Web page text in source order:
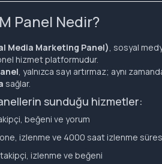
Panel Nedir?
Media Marketing Panel), sosyal
hizmet platformudur.
, yalnızca sayı artırmaz; aynı
sağlar.
sunduğu hizmetler:
beğeni ve yorum
izlenme ve 4000 saat izlenme
izlenme ve beğeni